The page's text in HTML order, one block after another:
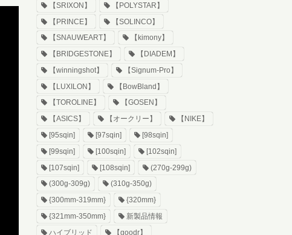
【SRIXON】
【POLYSTAR】
【PRINCE】
【SOLINCO】
【SNAUWEART】
【kimony】
【BRIDGESTONE】
【DIADEM】
【winningshot】
【Signum-Pro】
【LUXILON】
【BowBland】
【TOROLINE】
【GOSEN】
【ASICS】
【オークリー】
【NIKE】
[95sqin]
[97sqin]
[98sqin]
[99sqin]
[100sqin]
[102sqin]
[107sqin]
[108sqin]
(270g-299g)
(300g-309g)
(310g-350g)
{300mm-319mm}
{320mm}
{321mm-350mm}
新製品情報
ハイブリッド
【goodr】